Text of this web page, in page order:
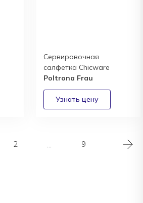
Сервировочная
салфетка Chicware
Poltrona Frau
2 9